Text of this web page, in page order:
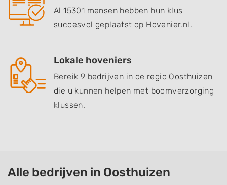
Al 15301 mensen hebben hun klus
succesvol geplaatst op Hovenier.nl.
Lokale hoveniers
Bereik 9 bedrijven in de regio Oosthuizen
die u kunnen helpen met boomverzorging
klussen.
Alle bedrijven in Oosthuizen